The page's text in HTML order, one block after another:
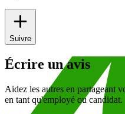
Suivre
Écrire un avis
Aidez les autres en partageant
en tant qu'employé ou candidat.